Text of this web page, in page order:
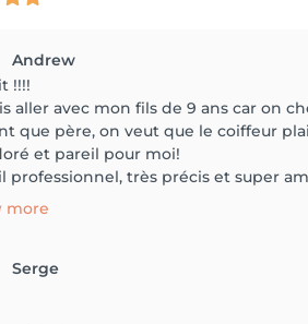
Andrew
!!!!
aller avec mon fils de 9 ans car on
que père, on veut que le coiffeur
et pareil pour moi!
professionnel, très précis et super
more
Serge